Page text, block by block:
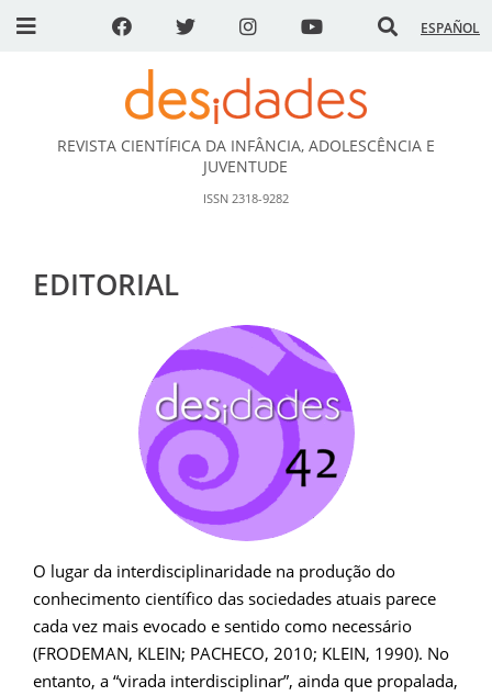
ESPAÑOL
DESidades
REVISTA CIENTÍFICA DA INFÂNCIA, ADOLESCÊNCIA E
JUVENTUDE
ISSN 2318-9282
EDITORIAL
O lugar da interdisciplinaridade na produção do
conhecimento científico das sociedades atuais parece
cada vez mais evocado e sentido como necessário
(FRODEMAN, KLEIN; PACHECO, 2010; KLEIN, 1990). No
entanto, a “virada interdisciplinar”, ainda que propalada,